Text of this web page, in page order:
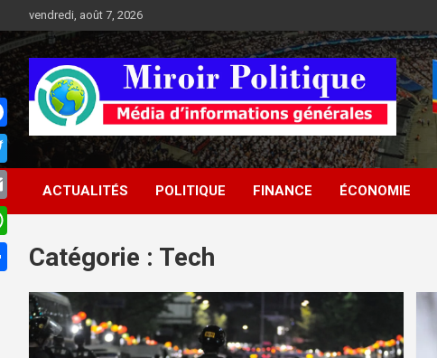
au
contenu
vendredi, août 7, 2026
Médias d'informations
socio-politiques
Médias d'informations socio-politiques
ACTUALITÉS POLITIQUE FINANCE ÉCONOMIE
Catégorie : Tech